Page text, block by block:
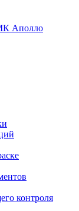
Аполло
контроля